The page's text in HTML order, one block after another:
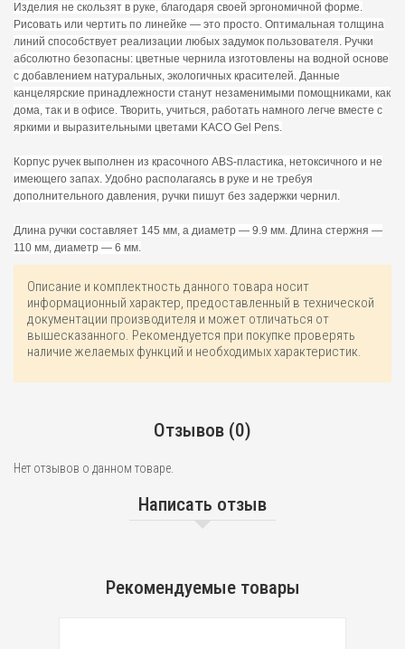
Изделия не скользят в руке, благодаря своей эргономичной форме.
Рисовать или чертить по линейке — это просто. Оптимальная толщина
линий способствует реализации любых задумок пользователя. Ручки
абсолютно безопасны: цветные чернила изготовлены на водной основе
с добавлением натуральных, экологичных красителей. Данные
канцелярские принадлежности станут незаменимыми помощниками, как
дома, так и в офисе. Творить, учиться, работать намного легче вместе с
яркими и выразительными цветами KACO Gel Pens.
Корпус ручек выполнен из красочного ABS-пластика, нетоксичного и не
имеющего запах. Удобно располагаясь в руке и не требуя
дополнительного давления, ручки пишут без задержки чернил.
Длина ручки составляет 145 мм, а диаметр — 9.9 мм. Длина стержня —
110 мм, диаметр — 6 мм.
Описание и комплектность данного товара носит
информационный характер, предоставленный в технической
документации производителя и может отличаться от
вышесказанного. Рекомендуется при покупке проверять
наличие желаемых функций и необходимых характеристик.
Отзывов (0)
Нет отзывов о данном товаре.
Написать отзыв
Рекомендуемые товары